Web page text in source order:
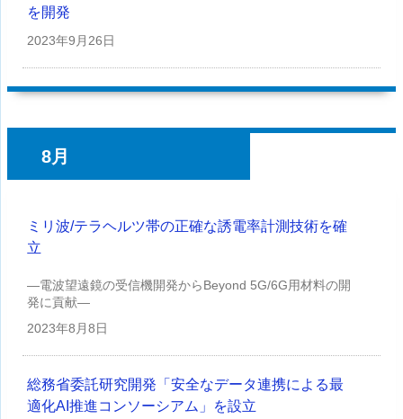
を開発
2023年9月26日
8月
ミリ波/テラヘルツ帯の正確な誘電率計測技術を確
立
—電波望遠鏡の受信機開発からBeyond 5G/6G用材料の開
発に貢献—
2023年8月8日
総務省委託研究開発「安全なデータ連携による最
適化AI推進コンソーシアム」を設立